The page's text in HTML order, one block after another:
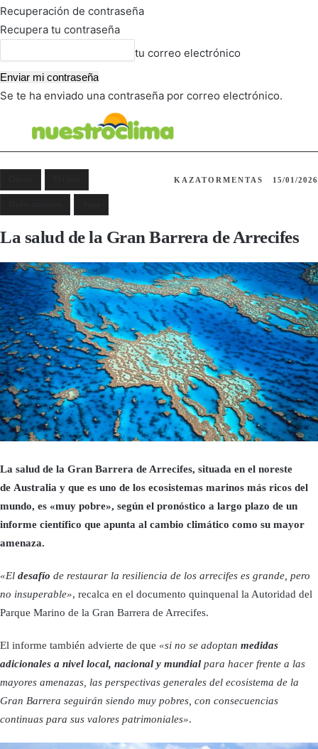
Recuperación de contraseña
Recupera tu contraseña
tu correo electrónico
Se te ha enviado una contraseña por correo electrónico.
KAZATORMENTAS 15/01/2026
La salud de la Gran Barrera de Arrecifes
La salud de la Gran Barrera de Arrecifes, situada en el noreste
de Australia y que es uno de los ecosistemas marinos más ricos del
mundo, es «muy pobre», según el pronóstico a largo plazo de un
informe científico que apunta al cambio climático como su mayor
amenaza.
«El desafío de restaurar la resiliencia de los arrecifes es grande, pero
no insuperable», recalca en el documento quinquenal la Autoridad del
Parque Marino de la Gran Barrera de Arrecifes.
El informe también advierte de que «si no se adoptan medidas
adicionales a nivel local, nacional y mundial para hacer frente a las
mayores amenazas, las perspectivas generales del ecosistema de la
Gran Barrera seguirán siendo muy pobres, con consecuencias
continuas para sus valores patrimoniales».